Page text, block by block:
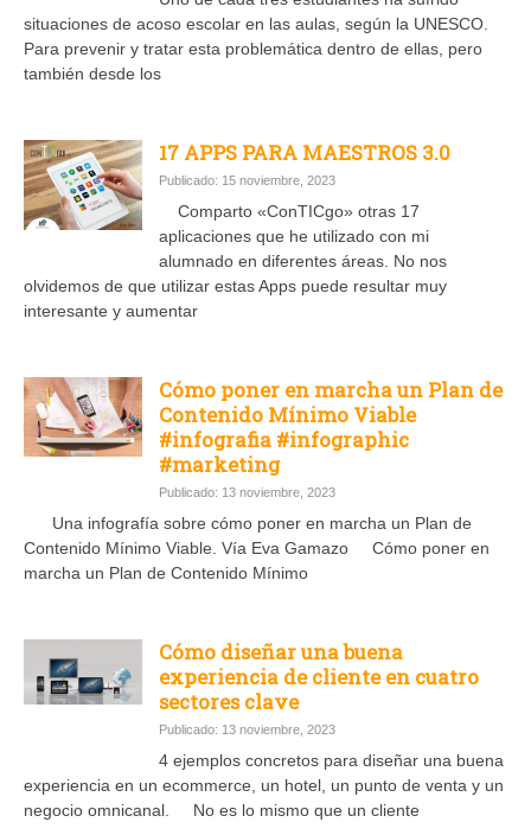
situaciones de acoso escolar en las aulas, según la UNESCO.
Para prevenir y tratar esta problemática dentro de ellas, pero
también desde los
17 APPS PARA MAESTROS 3.0
Publicado: 15 noviembre, 2023
Comparto «ConTICgo» otras 17
aplicaciones que he utilizado con mi
alumnado en diferentes áreas. No nos
olvidemos de que utilizar estas Apps puede resultar muy
interesante y aumentar
Cómo poner en marcha un Plan de
Contenido Mínimo Viable
#infografia #infographic
#marketing
Publicado: 13 noviembre, 2023
Una infografía sobre cómo poner en marcha un Plan de
Contenido Mínimo Viable. Vía Eva Gamazo Cómo poner en
marcha un Plan de Contenido Mínimo
Cómo diseñar una buena
experiencia de cliente en cuatro
sectores clave
Publicado: 13 noviembre, 2023
4 ejemplos concretos para diseñar una buena
experiencia en un ecommerce, un hotel, un punto de venta y un
negocio omnicanal. No es lo mismo que un cliente